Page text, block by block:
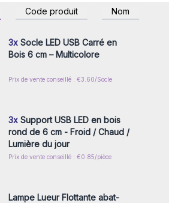
Code produit Nom
Connectez-vous ou inscrivez-
vous pour accéder aux prix de
gros
3x Socle LED USB Carré en
Bois 6 cm – Multicolore
Prix de vente conseillé : €3.60/Socle
Connectez-vous ou inscrivez-
3x Support USB LED en bois
rond de 6 cm - Froid / Chaud /
Lumière du jour
Prix de vente conseillé : €0.85/pièce
Connectez-vous ou inscrivez-
Lampe Lueur Flottante abat-